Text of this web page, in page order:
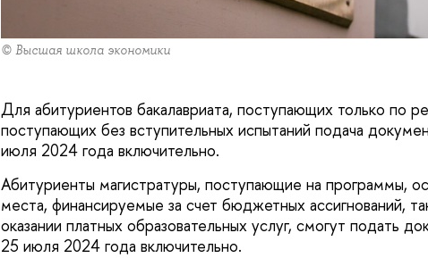
© Высшая школа экономики
Для абитуриентов бакалавриата, поступающих только по
поступающих без вступительных испытаний подача
июля 2024 года включительно.
Абитуриенты магистратуры, поступающие на программы,
места, финансируемые за счет бюджетных ассигнований,
оказании платных образовательных услуг, смогут подать
25 июля 2024 года включительно.